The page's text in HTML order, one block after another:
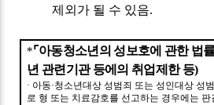
제외가 될 수 있음.
*⌜아동청소년의 성보호에 관한 법
년 관련기관 등에의 취업제한 등)
· 아동·청소년대상 성범죄 또는 성인대상 성
로 형 또는 치료감호를 선고하는 경우에는 판